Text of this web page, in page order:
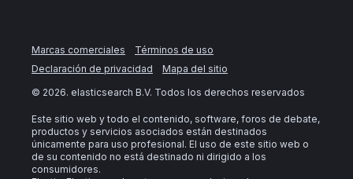
Marcas comerciales
Términos de uso
Declaración de privacidad
Mapa del sitio
© 2026. elasticsearch B.V. Todos los derechos reservados
Este sitio web y todo el contenido, software, foros de debate,
productos y servicios asociados están destinados
únicamente para uso profesional. El uso de este sitio web o
de su contenido no está destinado ni dirigido a los
consumidores.